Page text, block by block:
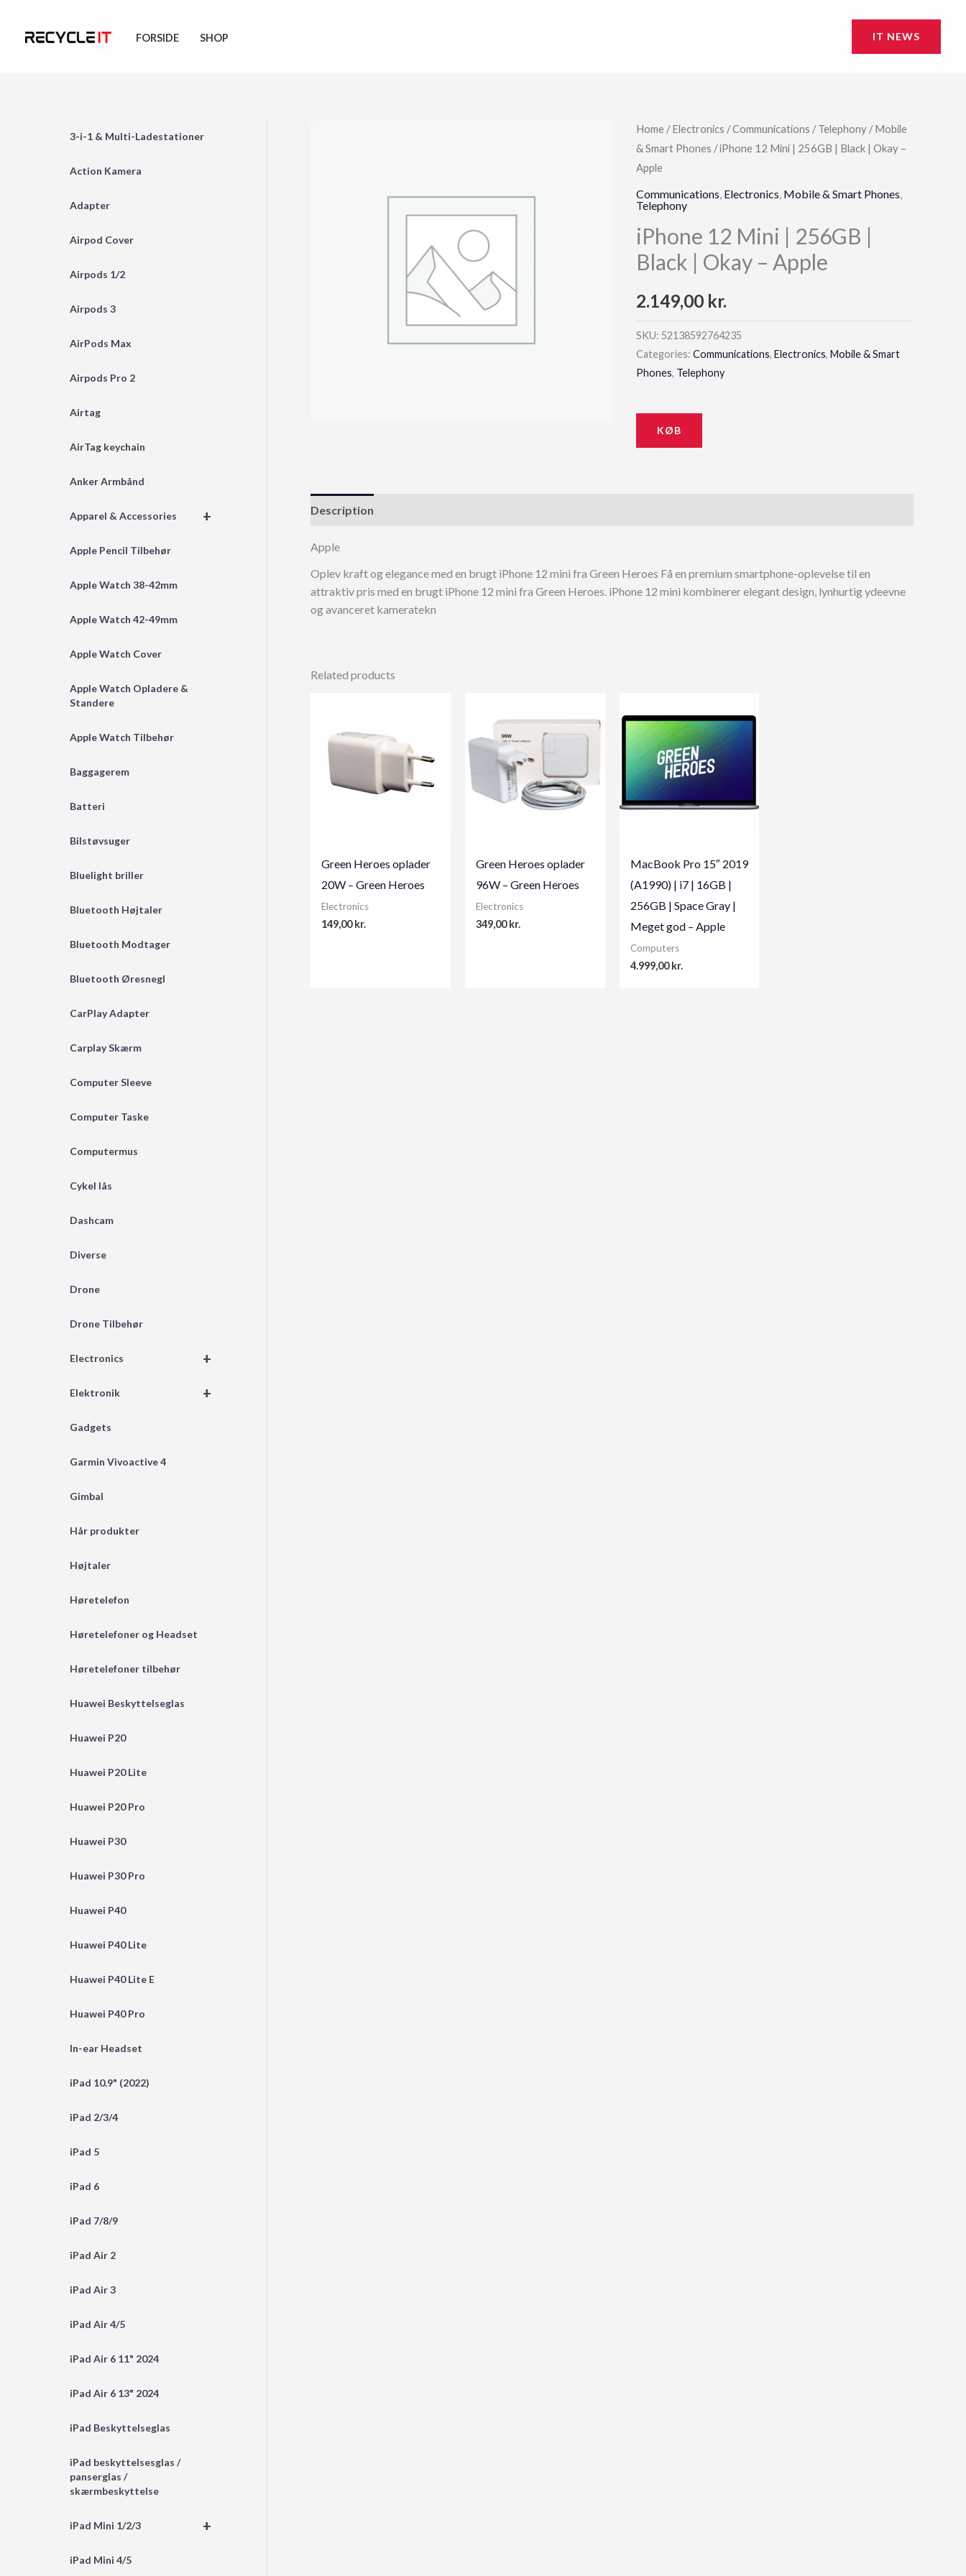
FORSIDE SHOP IT NEWS
3-i-1 & Multi-Ladestationer
Action Kamera
Adapter
Airpod Cover
Airpods 1/2
Airpods 3
AirPods Max
Airpods Pro 2
Airtag
AirTag keychain
Anker Armbånd
+
Apparel & Accessories
Apple Pencil Tilbehør
Apple Watch 38-42mm
Apple Watch 42-49mm
Apple Watch Cover
Apple Watch Opladere &
Standere
Apple Watch Tilbehør
Baggagerem
Batteri
Bilstøvsuger
Bluelight briller
Bluetooth Højtaler
Bluetooth Modtager
Bluetooth Øresnegl
CarPlay Adapter
Carplay Skærm
Computer Sleeve
Computer Taske
Computermus
Cykel lås
Dashcam
Diverse
Drone
Drone Tilbehør
+
Electronics
+
Elektronik
Gadgets
Garmin Vivoactive 4
Gimbal
Hår produkter
Højtaler
Høretelefon
Høretelefoner og Headset
Høretelefoner tilbehør
Huawei Beskyttelseglas
Huawei P20
Huawei P20 Lite
Huawei P20 Pro
Huawei P30
Huawei P30 Pro
Huawei P40
Huawei P40 Lite
Huawei P40 Lite E
Huawei P40 Pro
In-ear Headset
iPad 10.9" (2022)
iPad 2/3/4
iPad 5
iPad 6
iPad 7/8/9
iPad Air 2
iPad Air 3
iPad Air 4/5
iPad Air 6 11" 2024
iPad Air 6 13" 2024
iPad Beskyttelseglas
iPad beskyttelsesglas /
panserglas /
skærmbeskyttelse
+
iPad Mini 1/2/3
iPad Mini 4/5
Home /Electronics /Communications /Telephony /Mobile
& Smart Phones / iPhone 12 Mini | 256GB | Black | Okay –
Apple
Communications Electronics Mobile & Smart Phones
Telephony
iPhone 12 Mini | 256GB |
Black | Okay – Apple
2.149,00 kr.
SKU:52138592764235
Categories:Communications,Electronics,Mobile & Smart
Phones, Telephony
KØB
Description
Apple
Oplev kraft og elegance med en brugt iPhone 12 mini fra Green Heroes Få en premium smartphone-oplevelse til en
attraktiv pris med en brugt iPhone 12 mini fra Green Heroes. iPhone 12 mini kombinerer elegant design, lynhurtig ydeevne
og avanceret kameratekn
Related products
Green Heroes oplader
20W – Green Heroes
Electronics
149,00kr.
Green Heroes oplader
96W – Green Heroes
Electronics
349,00kr.
MacBook Pro 15″ 2019
(A1990) | i7 | 16GB |
256GB | Space Gray |
Meget god – Apple
Computers
4.999,00kr.